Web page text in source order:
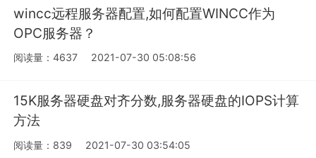
wincc远程服务器配置,如何配置WINCC作为
OPC服务器？
阅读量：4637 2021-07-30 05:08:56
15K服务器硬盘对齐分数,服务器硬盘的IOPS计算
方法
阅读量：839 2021-07-30 03:54:05